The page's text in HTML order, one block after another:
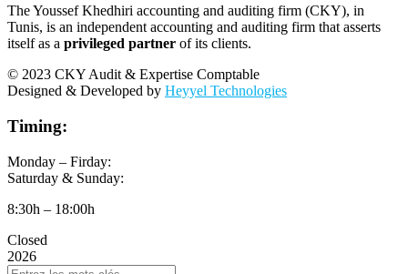
The Youssef Khedhiri accounting and auditing firm (CKY), in
Tunis, is an independent accounting and auditing firm that asserts
itself as a privileged partner of its clients.
© 2023 CKY Audit & Expertise Comptable
Designed & Developed by Heyyel Technologies
Timing:
Monday – Firday:
Saturday & Sunday:
8:30h – 18:00h
Closed
2026